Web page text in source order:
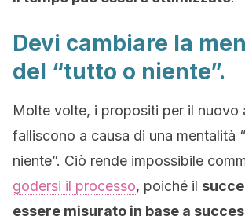
Devi cambiare la
del “tutto o niente”.
Molte volte, i propositi per il nuovo
falliscono a causa di una mentalità
niente”. Ciò rende impossibile
godersi il processo, poiché il
essere misurato in base a